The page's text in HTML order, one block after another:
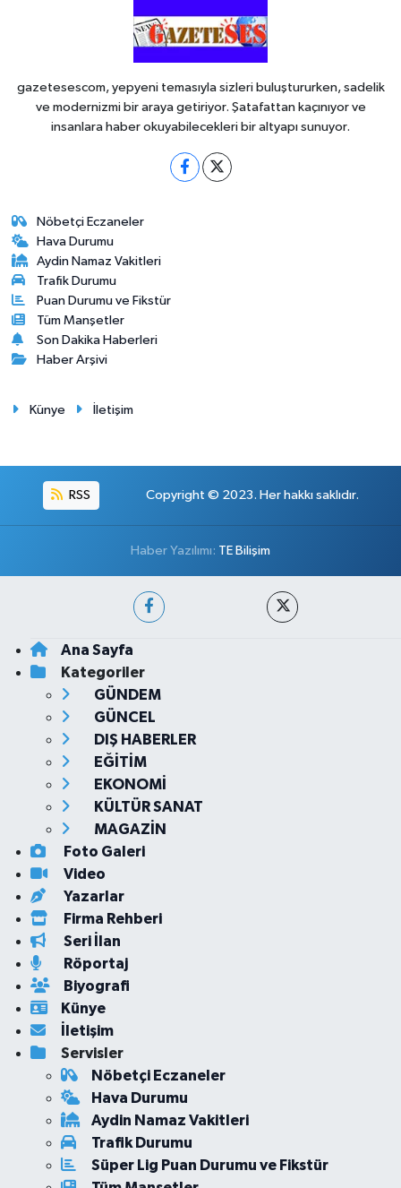
gazetesescom, yepyeni temasıyla sizleri buluştururken, sadelik
ve modernizmi bir araya getiriyor. Şatafattan kaçınıyor ve
insanlara haber okuyabilecekleri bir altyapı sunuyor.
Nöbetçi Eczaneler
Hava Durumu
Aydin Namaz Vakitleri
Trafik Durumu
Puan Durumu ve Fikstür
Tüm Manşetler
Son Dakika Haberleri
Haber Arşivi
Künye İletişim
RSS Copyright © 2023. Her hakkı saklıdır.
Haber Yazılımı: TE Bilişim
Ana Sayfa
Kategoriler
GÜNDEM
GÜNCEL
DIŞ HABERLER
EĞİTİM
EKONOMİ
KÜLTÜR SANAT
MAGAZİN
Foto Galeri
Video
Yazarlar
Firma Rehberi
Seri İlan
Röportaj
Biyografi
Künye
İletişim
Servisler
Nöbetçi Eczaneler
Hava Durumu
Aydin Namaz Vakitleri
Trafik Durumu
Süper Lig Puan Durumu ve Fikstür